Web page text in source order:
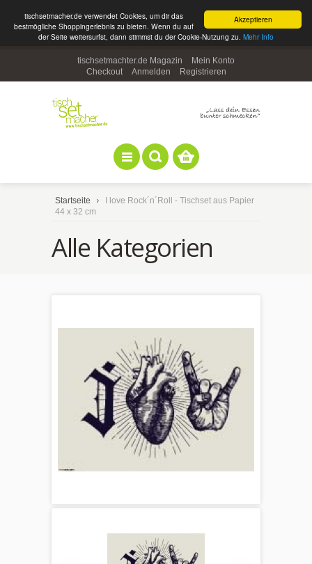
Akzeptieren
tischsetmacher.de verwendet Cookies, um dir das
bestmögliche Shoppingerlebnis zu bieten. Wenn du auf
der Seite weitersurfst, dann stimmst du der Cookie-Nutzung zu. Mehr Info
tischsetmachter.de Magazin
Mein Konto
Checkout
Anmelden Registrieren
Startseite
I love Rock´n´Roll - Tischset aus Papier
44 x 32 cm
Alle Kategorien